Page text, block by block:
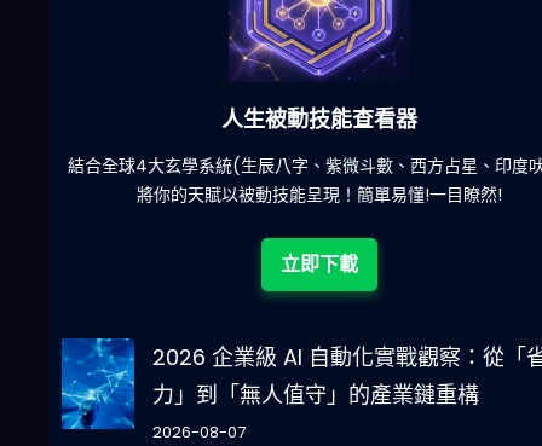
六合彩發達神器
減少超過500萬個低概率中獎組合，提高中獎率
立即下載
2026 企業級 AI 自動化實戰觀察：從「
力」到「無人值守」的產業鏈重構
2026-08-07